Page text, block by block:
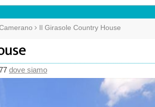
Il Girasole Country House
dove siamo